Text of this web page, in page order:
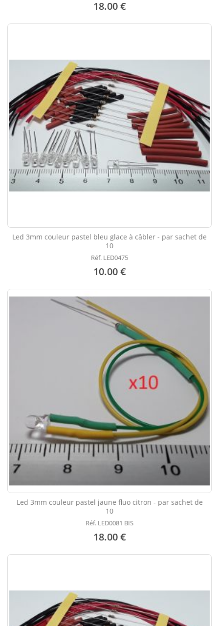
18.00 €
Led 3mm couleur pastel bleu glace à câbler - par sachet de
10
Réf. LED0475
10.00 €
Led 3mm couleur pastel jaune fluo citron - par sachet de
10
Réf. LED0081 BIS
18.00 €